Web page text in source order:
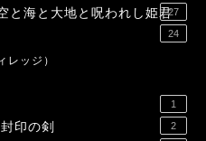
と海と大地と呪われし姫君27
24
レッジ）
1
印の剣 2